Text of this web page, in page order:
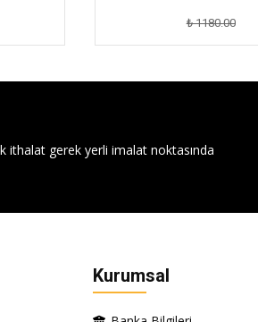
₺ 1180.00
ithalat gerek yerli imalat noktasında
Kurumsal